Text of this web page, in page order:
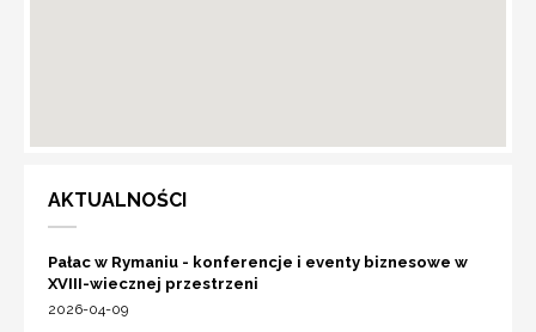
AKTUALNOŚCI
Pałac w Rymaniu - konferencje i eventy biznesowe w
XVIII-wiecznej przestrzeni
2026-04-09